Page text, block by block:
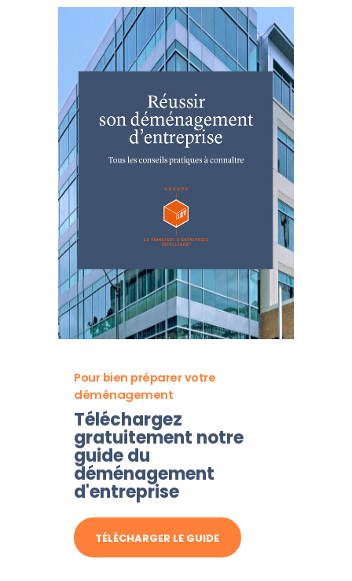
Pour bien préparer votre
déménagement
Téléchargez
gratuitement notre
guide du
déménagement
d'entreprise
TÉLÉCHARGER LE GUIDE